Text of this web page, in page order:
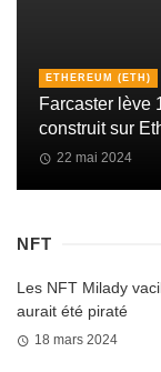
ETHEREUM (ETH)
Farcaster lève
construit sur
22 mai 2024
NFT
Les NFT Milady
aurait été piraté
18 mars 2024